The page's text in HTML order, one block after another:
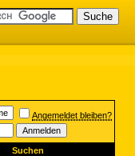
Angemeldet bleiben?
Suchen